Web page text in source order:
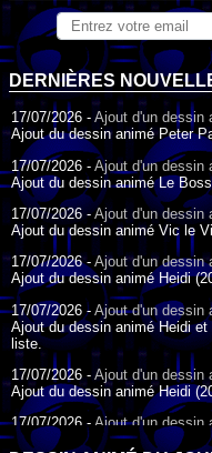
DERNIÈRES
17/07/2026 - Ajout d'un dessin
Ajout du dessin animé Peter
17/07/2026 - Ajout d'un dessin
Ajout du dessin animé Le
17/07/2026 -Ajout d'un dessin
Ajout du dessin animé Vic le
17/07/2026 - Ajout d'un dessin
Ajout du dessin animé Heidi
17/07/2026 - Ajout d'un dessin
Ajout du dessin animé Heidi
liste.
17/07/2026 - Ajout d'un dessin
Ajout du dessin animé Heidi
17/07/2026 - Ajout d'un dessin
Ajout du dessin animé Heidi